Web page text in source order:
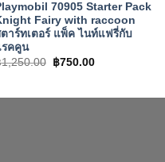
70905 Starter Pack
Fairy with raccoon
าร์ทเตอร์ แพ็ค ไนท์แฟรี่กับ
รคคูน
1,250.00
Original
price
฿750.00Current